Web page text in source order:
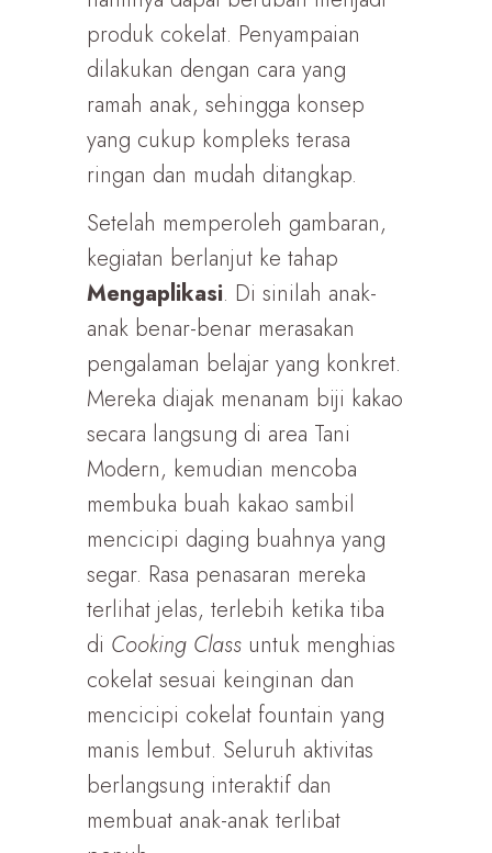
produk cokelat. Penyampaian
dilakukan dengan cara yang
ramah anak, sehingga konsep
yang cukup kompleks terasa
ringan dan mudah ditangkap.
Setelah memperoleh gambaran,
kegiatan berlanjut ke tahap
Mengaplikasi. Di sinilah anak-
anak benar-benar merasakan
pengalaman belajar yang konkret.
Mereka diajak menanam biji kakao
secara langsung di area Tani
Modern, kemudian mencoba
membuka buah kakao sambil
mencicipi daging buahnya yang
segar. Rasa penasaran mereka
terlihat jelas, terlebih ketika tiba
di Cooking Class untuk menghias
cokelat sesuai keinginan dan
mencicipi cokelat fountain yang
manis lembut. Seluruh aktivitas
berlangsung interaktif dan
membuat anak-anak terlibat